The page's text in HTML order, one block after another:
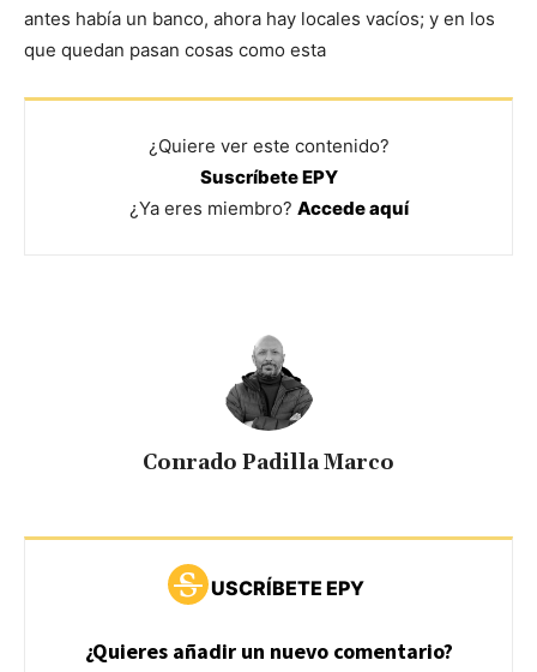
antes había un banco, ahora hay locales vacíos; y en los
que quedan pasan cosas como esta
¿Quiere ver este contenido?
Suscríbete EPY
¿Ya eres miembro? Accede aquí
Conrado Padilla Marco
USCRÍBETE EPY
¿Quieres añadir un nuevo comentario?